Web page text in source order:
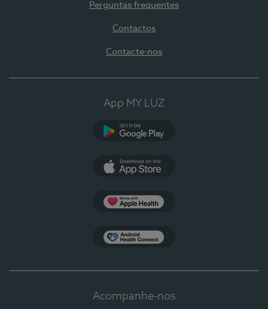
Perguntas frequentes
Contactos
Contacte-nos
App MY LUZ
Acompanhe-nos